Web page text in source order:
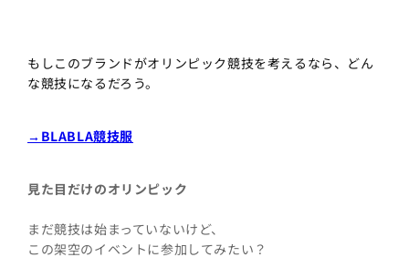
もしこのブランドがオリンピック競技を考えるなら、どん
な競技になるだろう。
→BLABLA競技服
見た目だけのオリンピック
まだ競技は始まっていないけど、
この架空のイベントに参加してみたい？